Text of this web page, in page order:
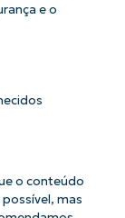
e o
o conteúdo
mas